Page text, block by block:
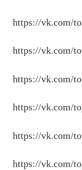
https://vk.com/
https://vk.com/
https://vk.com/
https://vk.com/
https://vk.com/
https://vk.com/